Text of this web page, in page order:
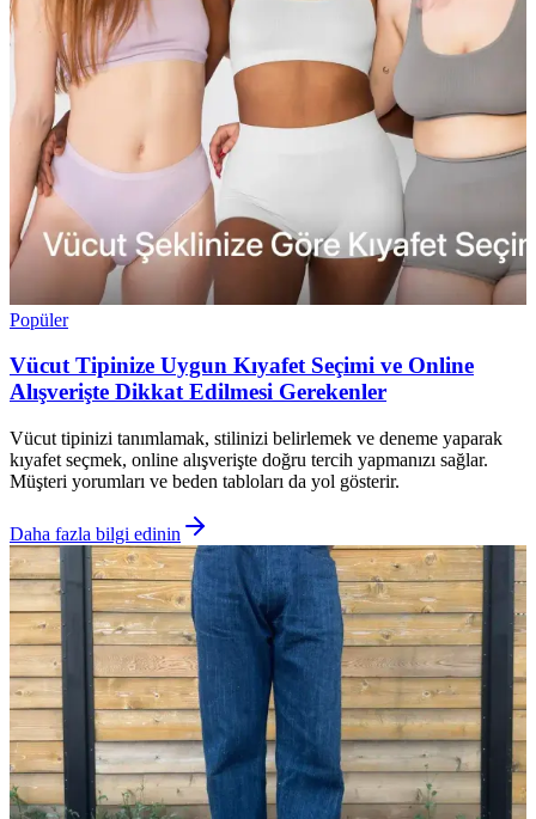
Popüler
Vücut Tipinize Uygun Kıyafet Seçimi ve Online
Alışverişte Dikkat Edilmesi Gerekenler
Vücut tipinizi tanımlamak, stilinizi belirlemek ve deneme yaparak
kıyafet seçmek, online alışverişte doğru tercih yapmanızı sağlar.
Müşteri yorumları ve beden tabloları da yol gösterir.
Daha fazla bilgi edinin